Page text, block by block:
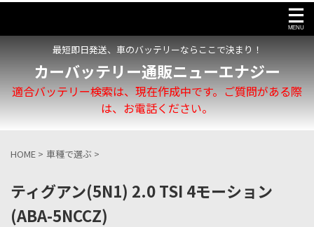
最短即日発送、車のバッテリーならここで決まり！
カーバッテリー通販ニューエナジー
適合バッテリー検索は、現在作成中です。ご質問がある際
は、お電話ください。
HOME > 車種で選ぶ >
ティグアン(5N1) 2.0 TSI 4モーション
(ABA-5NCCZ)